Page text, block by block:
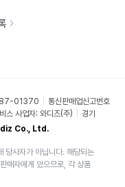
87-01370
통신판매업신고번호
스 사업자: 와디즈(주)
경기
Co., Ltd.
당사자가 아닙니다. 해당되는
매자에게 있으므로, 각 상품